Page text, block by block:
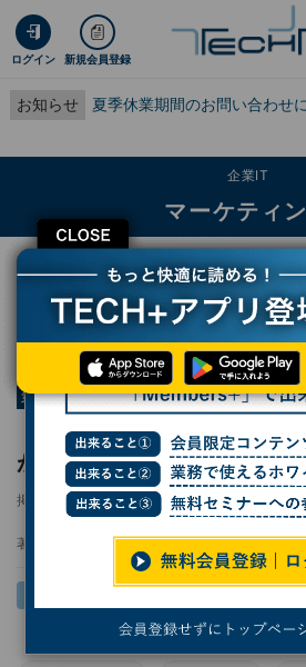
ログイン 新規会員登録
お知らせ 夏季休業期間のお問い合わせ
CLOSE
企業IT
マーケティ
TECH+ 企業IT
マーケティング
「悪貨は良貨を駆逐する」、出会い系アプリが敬
第990回 シリコンバレー101
「悪貨は良貨を駆逐する」
が敬遠され始めた理由
掲載日 2024/03/08 15:00
著者： Yoichi Yamashita